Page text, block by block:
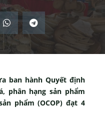
ban hành Quyết định
phân hạng sản phẩm
phẩm (OCOP) đạt 4